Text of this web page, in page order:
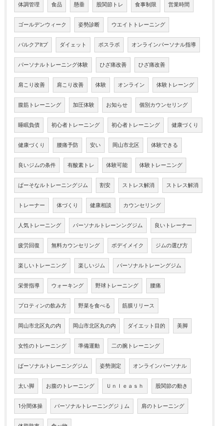
体調管理 食品 懸垂 股関節トレ 食事制限 営業時間
ゴールデンウィーク 姿勢診断 ウエイトトレーニング
バルクアltプ ダイェット ポスラボ オンラインパーソナル指導
パーソナルトレーニング体験 ひざ痛改善 ひざ痛改善
肩こり改善 肩こり改善 体験 オンライン 体験トレーング
腹筋トレーニング 加圧体験 お知らせ 個別カウンセリング
睡眠負債 初心者トレーニング 初心者トレーニング 健康づくり
健康づくり 腰痛予防 安い 岡山市北区 体験できる
良いジムの条件 有酸素トレ 体験可能 体験トレーニング
ぱーそなルトレーニングジム 割安 ストレス解消 ストレス解消
トレーナー 体づくり 健康相談 カウンセリング
人気トレーニング パーソナルトレーンングジム 良いトレーナー
疲労回復 無料カウンセリング ボデイメイク ジムの選び方
楽しいトレーニング 楽しいジム パーソナルトレーングジム
栄誉指導 ウォーキング 野球トレーニング 腰痛
プロティンの飲み方 野菜を食べる 筋膜リリース
岡山市北区丸の内 岡山市北区丸の内 ダイエット目的 美脚
女性のトレーニング 準備運動 二の腕トレーニング
ぱーソナルトレーニングジム 姿勢測定 オンラインパーソナル
太い脚 お腹のトレーニング Ｕｎｌｅａｓｈ 股関節の動き
1分間体操 パーソナルトレーニングジｊム 肩のトレーニング